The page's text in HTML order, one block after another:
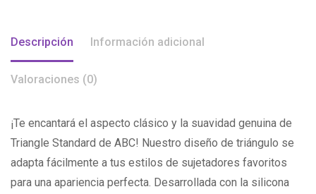
Descripción Información adicional
Valoraciones (0)
¡Te encantará el aspecto clásico y la suavidad genuina de
Triangle Standard de ABC! Nuestro diseño de triángulo se
adapta fácilmente a tus estilos de sujetadores favoritos
para una apariencia perfecta. Desarrollada con la silicona